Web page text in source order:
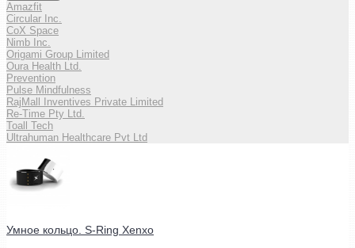
Amazfit
Circular Inc.
CoX Space
Nimb Inc.
Origami Group Limited
Oura Health Ltd.
Prevention
Pulse Mindfulness
RajMall Inventives Private Limited
Re-Time Pty Ltd.
Toall Tech
Ultrahuman Healthcare Pvt Ltd
Умное кольцо. S-Ring Xenxo